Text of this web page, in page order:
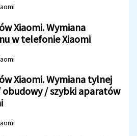
Xiaomi. Wymiana
w telefonie Xiaomi
Xiaomi. Wymiana tylnej
/ szybki aparatów